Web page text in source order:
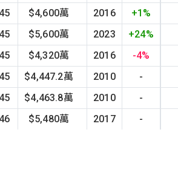
$4,600萬 2016
+1%
$5,600萬 2023
+24%
$4,320萬 2016
-4%
$4,447.2萬 2010
-
$4,463.8萬 2010
-
$5,480萬 2017 -